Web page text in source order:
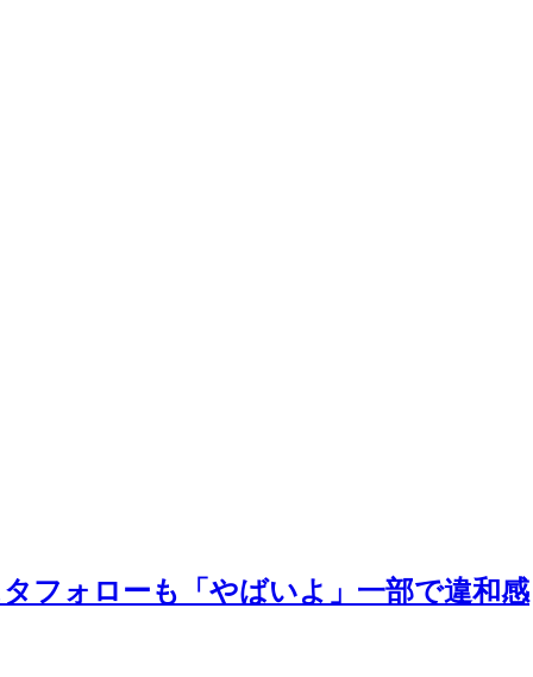
フォローも「やばいよ」一部で違和感